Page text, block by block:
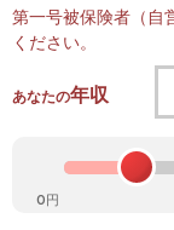
第一号被保険者（自
ください。
あなたの年収
0円